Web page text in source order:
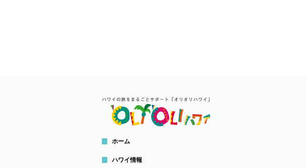
ホーム
ハワイ情報